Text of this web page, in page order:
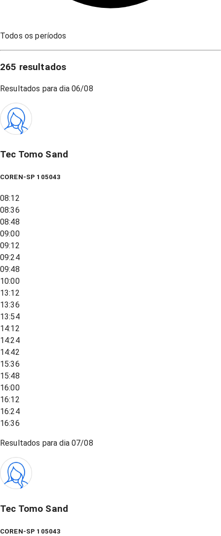
Todos os períodos
265 resultados
Resultados para dia 06/08
Tec Tomo Sand
COREN-SP 105043
08:12
08:36
08:48
09:00
09:12
09:24
09:48
10:00
13:12
13:36
13:54
14:12
14:24
14:42
15:36
15:48
16:00
16:12
16:24
16:36
Resultados para dia07/08
Tec Tomo Sand
COREN-SP 105043